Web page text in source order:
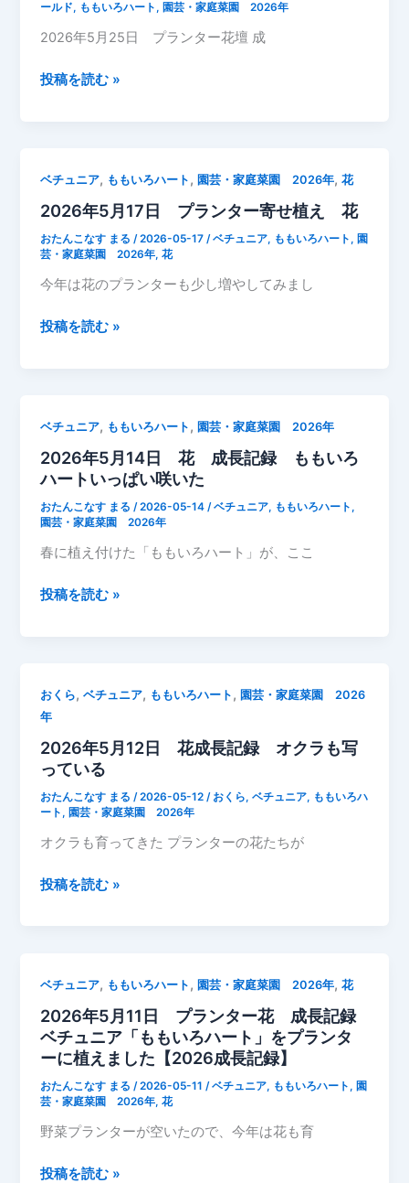
タ
ー
花
の
成
記
ールド, ももいろハート , 園芸・家庭菜園 2026年
2026年5月25日 プランター花壇 成
2026
日
プ
ラ
ン
タ
花
投稿を読む »
ベチュニア, ももいろハート ,園芸・家庭菜園 2026年,花
2026年5月17日 プランター寄せ植え 花
おたんこなす まる/2026-05-17/ベチュニア, ももいろハート , 園
芸・家庭菜園 2026年,花
今年は花のプランターも少し増やしてみまし
2026
日
プ
ラ
ン
タ
ー
せ
投稿を読む »
ベチュニア, ももいろハート ,園芸・家庭菜園 2026年
2026年5月14日 花 成長記録 ももいろ
ハートいっぱい咲いた
おたんこなす まる/2026-05-14/ベチュニア, ももいろハート ,
園芸・家庭菜園 2026年
春に植え付けた「ももいろハート」が、ここ
2026
日
花
成
長
記
録
も
い
い
っ
ぱ
い
い
投稿を読む »
おくら,ベチュニア, ももいろハート ,園芸・家庭菜園 2026
年
2026年5月12日 花成長記録 オクラも写
っている
おたんこなす まる/2026-05-12/ おくら,ベチュニア, ももいろハ
ート , 園芸・家庭菜園 2026年
オクラも育ってきた プランターの花たちが
2026
日
花
成
長
記
録
オ
ラ
投稿を読む »
ベチュニア, ももいろハート ,園芸・家庭菜園 2026年,花
2026年5月11日 プランター花 成長記録
ベチュニア「ももいろハート」をプランタ
ーに植えました【2026成長記録】
おたんこなす まる/2026-05-11/ベチュニア, ももいろハート , 園
芸・家庭菜園 2026年,花
野菜プランターが空いたので、今年は花も育
2026
投稿を読む »